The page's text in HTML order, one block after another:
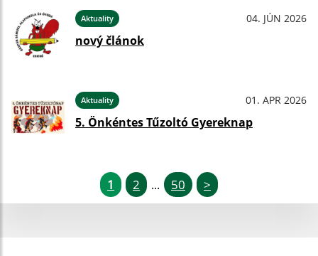
Aktuality 04. JÚN 2026
nový článok
Aktuality 01. APR 2026
5. Önkéntes Tűzoltó Gyereknap
1 2 ... 50 >